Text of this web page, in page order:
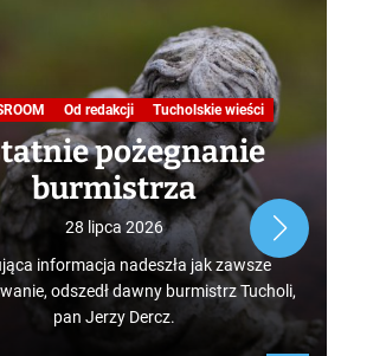
Od redakcji Tucholskie wieści
pożegnanie
burmistrza
28 lipca 2026
informacja nadeszła jak zawsze
odszedł dawny burmistrz Tucholi,
pan Jerzy Dercz.